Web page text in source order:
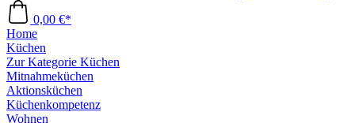
0,00 €*
Home
Küchen
Zur Kategorie Küchen
Mitnahmeküchen
Aktionsküchen
Küchenkompetenz
Wohnen